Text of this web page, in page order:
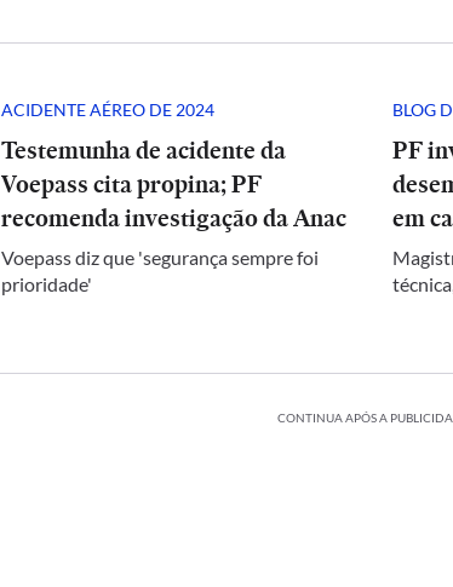
ACIDENTE AÉREO DE 2024
Testemunha de acidente da
Voepass cita propina; PF
recomenda investigação da Anac
Voepass diz que 'segurança sempre foi
prioridade'
BLOG
PF
em
CONTINUA APÓS A